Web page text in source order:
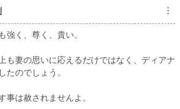
︙
強く、尊く、貴い。
も妻の思いに応えるだけではなく、ディアナ
たのでしょう。
事は赦されませんよ。